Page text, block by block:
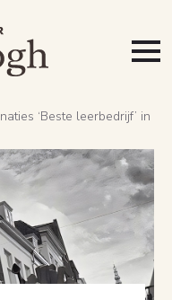
‘Beste leerbedrijf’ in